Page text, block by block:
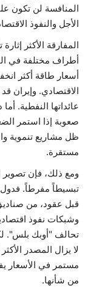
المنافسة لن تكون
الأجل والنفوذ
المفارقة الأكثر
أطراف مختلفة في
أسعار طاقة أكثر
الاقتصادي. وإيران
عائداتها النفطية.
صعوبة إذا استمر
ظل مشاريع تنموية
مستقرة.
ومع ذلك، فإن
تبسيطاً مفرطاً. فدول
قبل عقود، من
وشبكات نفوذ
تحالف "أوبك بلس".
لا يزال المصدر
مستمر في الأسعار
من شأنها.